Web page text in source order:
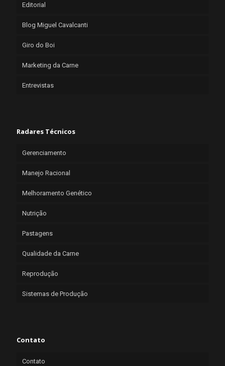
Editorial
Blog Miguel Cavalcanti
Giro do Boi
Marketing da Carne
Entrevistas
Radares Técnicos
Gerenciamento
Manejo Racional
Melhoramento Genético
Nutrição
Pastagens
Qualidade da Carne
Reprodução
Sistemas de Produção
Contato
Contato